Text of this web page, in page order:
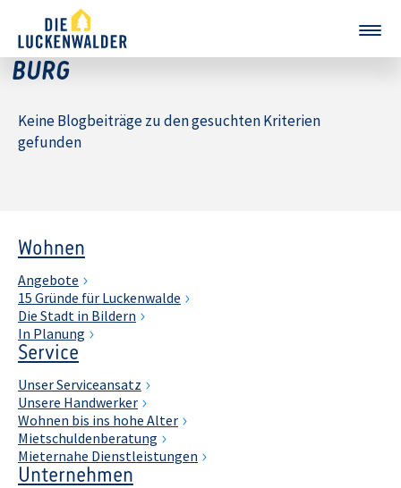
BURG
Keine Blogbeiträge zu den gesuchten Kriterien
gefunden
Wohnen
Angebote
15 Gründe für Luckenwalde
Die Stadt in Bildern
In Planung
Service
Unser Serviceansatz
Unsere Handwerker
Wohnen bis ins hohe Alter
Mietschuldenberatung
Mieternahe Dienstleistungen
Unternehmen